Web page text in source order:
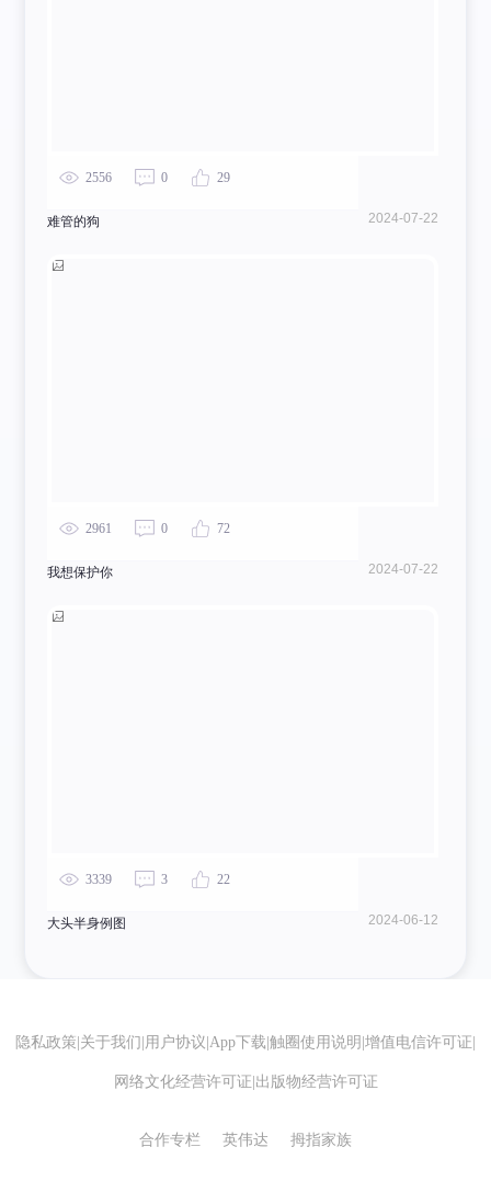
2556 0 29
难管的狗 2024-07-22
2961 0 72
我想保护你 2024-07-22
3339 3 22
大头半身例图 2024-06-12
隐私政策 关于我们 用户协议 App下载 触圈使用说明 增值电信许可证
网络文化经营许可证 出版物经营许可证
合作专栏 英伟达 拇指家族